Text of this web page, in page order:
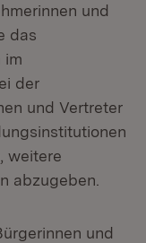
und
das
im
der
und Vertreter
weitere
abzugeben.
und